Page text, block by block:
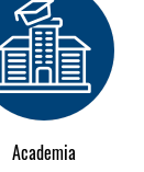
Academia